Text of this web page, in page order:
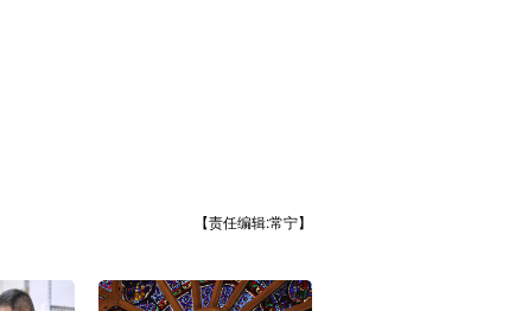
【责任编辑:常宁】